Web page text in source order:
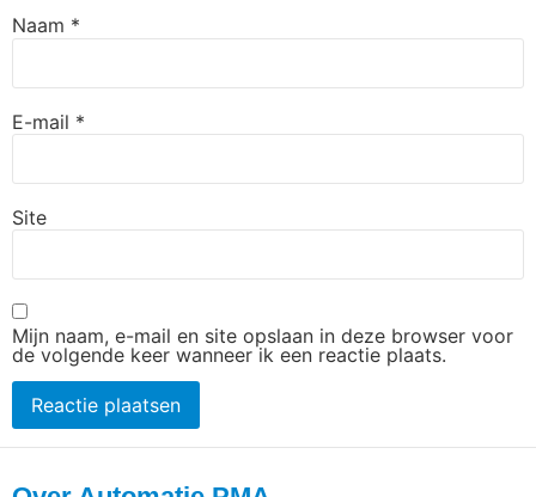
Naam *
E-mail *
Site
Mijn naam, e-mail en site opslaan in deze browser voor
de volgende keer wanneer ik een reactie plaats.